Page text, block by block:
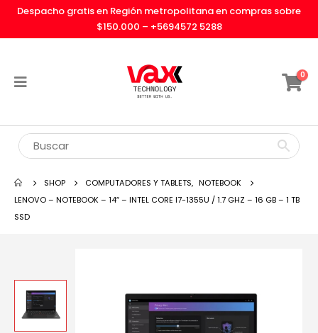
Despacho gratis en Región metropolitana en compras sobre
$150.000 – +5694572 5288
0
SHOP COMPUTADORES Y TABLETS, NOTEBOOK
LENOVO – NOTEBOOK – 14″ – INTEL CORE I7-1355U / 1.7 GHZ – 16 GB – 1 TB
SSD